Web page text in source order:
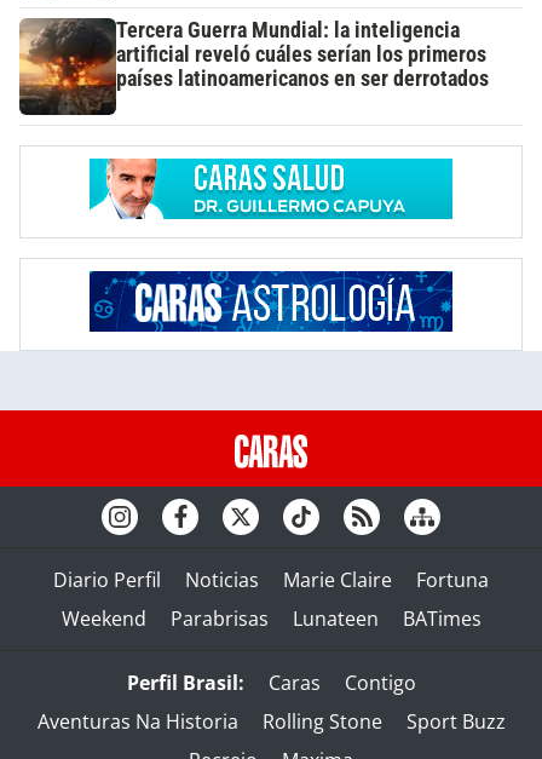
Tercera Guerra Mundial: la inteligencia
artificial reveló cuáles serían los primeros
países latinoamericanos en ser derrotados
Diario Perfil Noticias Marie Claire
Fortuna
Weekend
Parabrisas Lunateen BATimes
Perfil Brasil: Caras
Contigo
Aventuras Na Historia
Rolling Stone
Sport Buzz